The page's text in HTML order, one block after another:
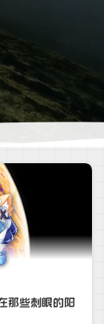
那些刺眼的阳